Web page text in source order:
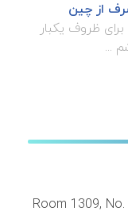
از چین
ظروف یکبار
...
Room 1309, No.